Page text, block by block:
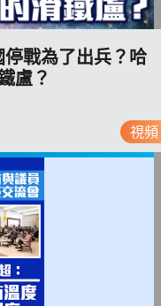
視頻
戰為了出兵？哈
盧？